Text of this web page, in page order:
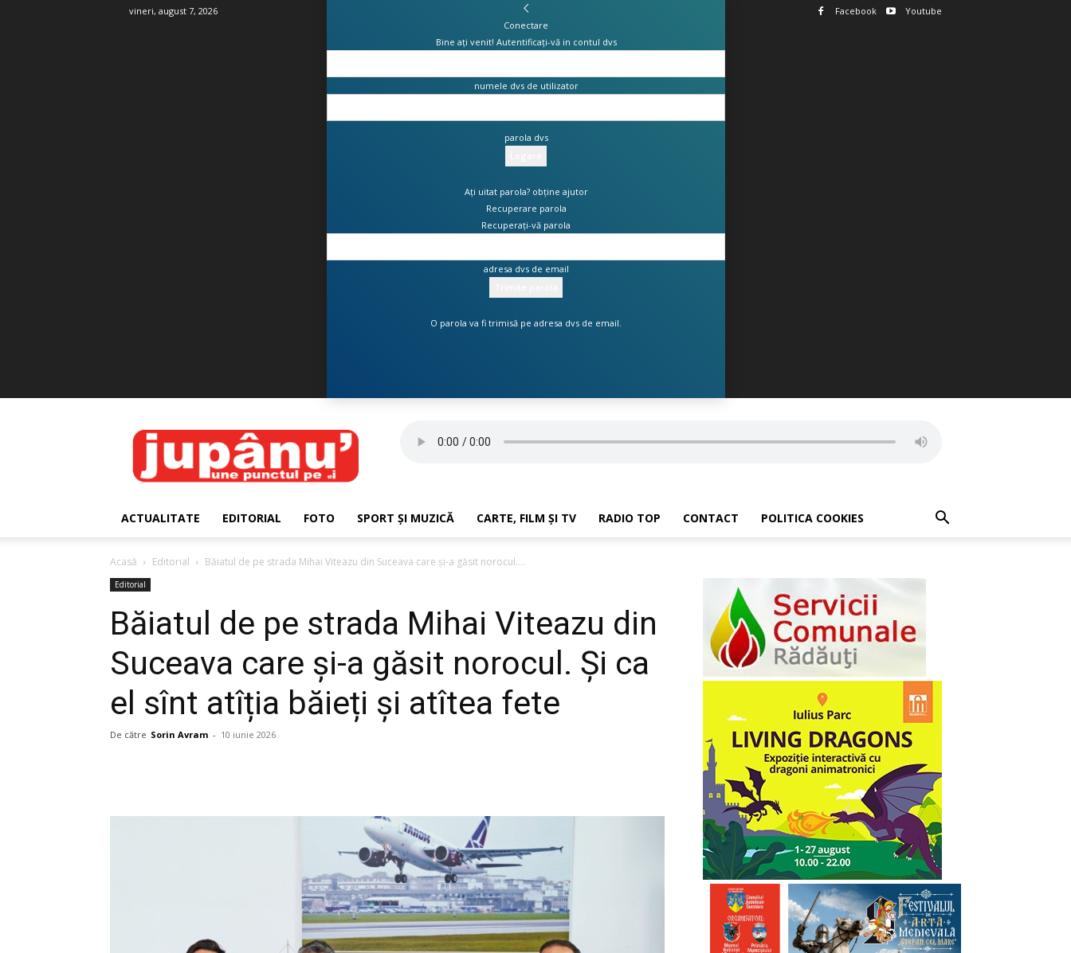
vineri, august 7, 2026 Facebook
Youtube
Conectare
Bine ați venit! Autentificați-vă in contul dvs
numele dvs de utilizator
parola dvs
Ați uitat parola? obține ajutor
Recuperare parola
Recuperați-vă parola
adresa dvs de email
O parola va fi trimisă pe adresa dvs de email.
JUPÂNU'
ACTUALITATE EDITORIAL FOTO SPORT ȘI MUZICĂ CARTE, FILM ȘI TV RADIO TOP CONTACT POLITICA COOKIES
Acasă Editorial Băiatul de pe strada Mihai Viteazu din Suceava care și-a găsit norocul....
Editorial
Băiatul de pe strada Mihai Viteazu din
Suceava care și-a găsit norocul. Și ca
el sînt atîția băieți și atîtea fete
De către Sorin Avram - 10 iunie 2026